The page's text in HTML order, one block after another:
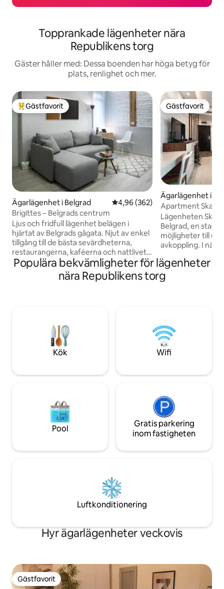
Topprankade lägenheter nära
Republikens torg
Gäster håller med: Dessa boenden har höga betyg för
plats, renlighet och mer.
Populär gästfavorit
Gästfavorit
Ägarlägenhet i Belgrad 4,96 av 5 i genomsnittligt
4,96 (362)
Brigittes – Belgrads centrum
Ljus och fridfull lägenhet belägen i
hjärtat av Belgrads gågata. Njut av enkel
tillgång till de bästa sevärdheterna,
restaurangerna, kaféerna och nattlivet,
medan du kopplar av i en lugn, solig
tillflyktsort. Perfekt för affärer, fritid eller
familjer, Brigittes Central kombinerar
distansarbete. Självständig incheckning
och flexibel in-/utcheckning tillgänglig.
Gästfavorit
Gästfavorit
Ägarlägenhet i
Apartment
Lägenheten
Belgrad, en stad
möjligheter till
avkoppling. I
Republikens torg,
fästningen,
flottar, så att du
dig som hemma
som lägenheten
Populära bekvämligheter för lägenheter
nära Republikens torg
Kök Wifi
Pool
Gratis parkering
inom fastigheten
Luftkonditionering
Hyr ägarlägenheter veckovis
Gästfavorit
Gästfavorit